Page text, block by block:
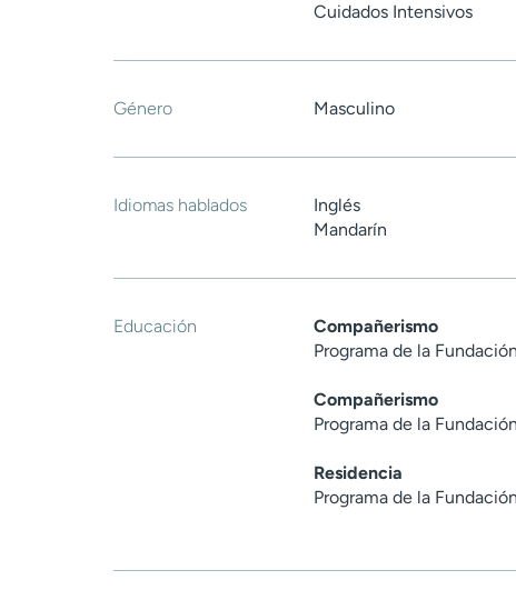
Cuidados Intensivos
Género Masculino
Idiomas hablados
Inglés
Mandarín
Educación
Compañerismo
Programa de la
Compañerismo
Programa de la
Residencia
Programa de la